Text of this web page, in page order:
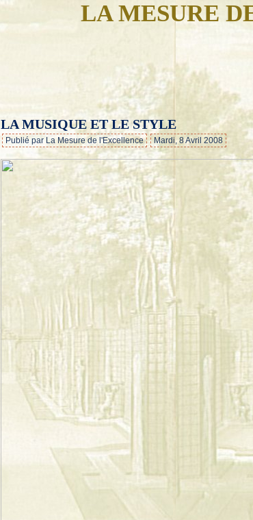
LA MESURE
LA MUSIQUE ET LE STYLE
Publié par La Mesure de l'Excellence Mardi, 8 Avril 2008